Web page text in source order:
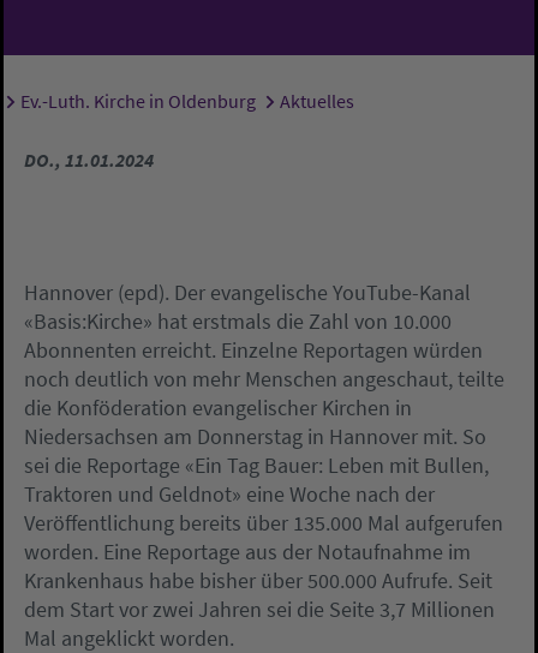
Sie sind hier:
Ev.-Luth. Kirche in Oldenburg Aktuelles
DO., 11.01.2024
Hannover (epd). Der evangelische YouTube-Kanal
«Basis:Kirche» hat erstmals die Zahl von 10.000
Abonnenten erreicht. Einzelne Reportagen würden
noch deutlich von mehr Menschen angeschaut, teilte
die Konföderation evangelischer Kirchen in
Niedersachsen am Donnerstag in Hannover mit. So
sei die Reportage «Ein Tag Bauer: Leben mit Bullen,
Traktoren und Geldnot» eine Woche nach der
Veröffentlichung bereits über 135.000 Mal aufgerufen
worden. Eine Reportage aus der Notaufnahme im
Krankenhaus habe bisher über 500.000 Aufrufe. Seit
dem Start vor zwei Jahren sei die Seite 3,7 Millionen
Mal angeklickt worden.